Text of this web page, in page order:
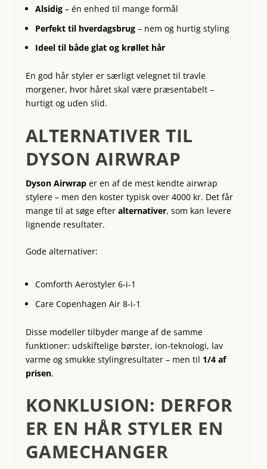
Alsidig– én enhed til mange formål
Perfekt til hverdagsbrug– nem og hurtig styling
Ideel til både glat og krøllet hår
En god hår styler er særligt velegnet til travle
morgener, hvor håret skal være præsentabelt –
hurtigt og uden slid.
ALTERNATIVER TIL
DYSON AIRWRAP
Dyson Airwraper en af de mest kendte airwrap
stylere – men den koster typisk over 4000 kr. Det får
mange til at søge efter alternativer, som kan levere
lignende resultater.
Gode alternativer:
Comforth Aerostyler 6-i-1
Care Copenhagen Air 8-i-1
Disse modeller tilbyder mange af de samme
funktioner: udskiftelige børster, ion-teknologi, lav
varme og smukke stylingresultater – men til 1/4 af
prisen.
KONKLUSION: DERFOR
ER EN HÅR STYLER EN
GAMECHANGER